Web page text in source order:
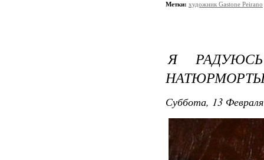
Метки: художник Gastone Peirano
Я
НАТЮРМОРТЫ
Суббота, 13